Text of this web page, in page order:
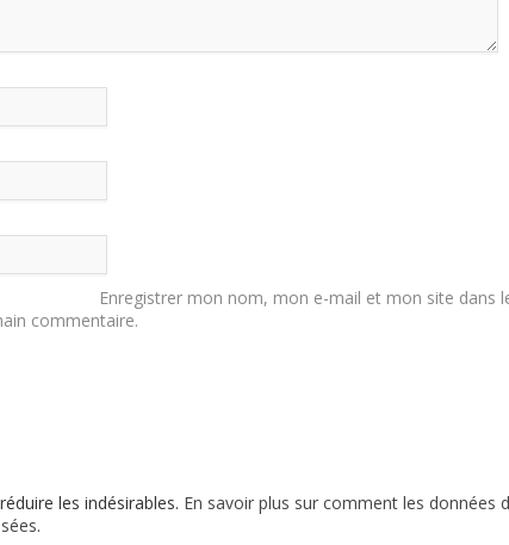
Enregistrer mon nom, mon e-mail et mon site dans
commentaire.
les indésirables. En savoir plus sur comment les données
.